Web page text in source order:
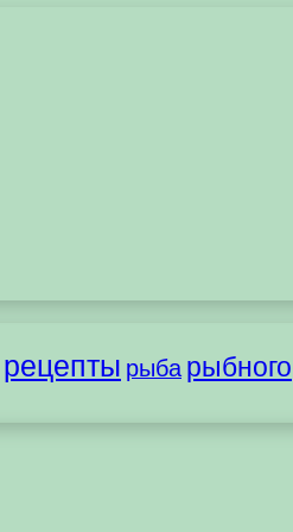
рецепты рыба рыбного